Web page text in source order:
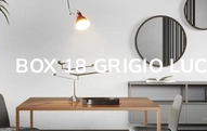
BOX 18 GRIGIO